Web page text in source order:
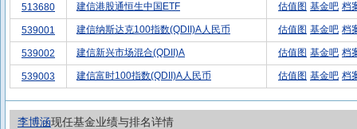
513680 建信港股通恒生中国ETF 估值图 基金吧 档
539001 建信纳斯达克100指数(QDII)A人民币 估值图 基金吧 档
539002 建信新兴市场混合(QDII)A 估值图 基金吧 档
539003 建信富时100指数(QDII)A人民币 估值图 基金吧 档
李博涵现任基金业绩与排名详情